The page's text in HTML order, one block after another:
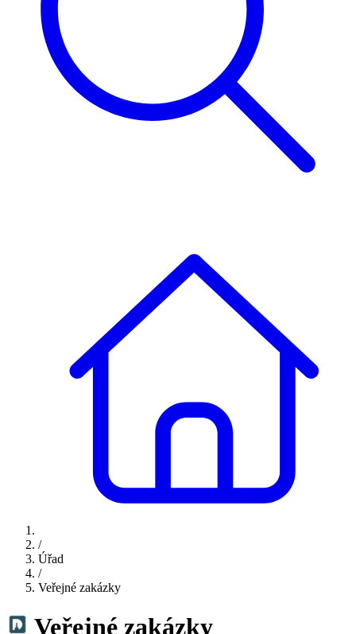
/
Úřad
/
Veřejné zakázky
Veřejné zakázky